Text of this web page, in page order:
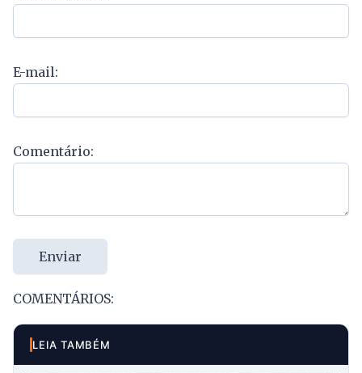
E-mail:
Comentário:
Enviar
COMENTÁRIOS:
LEIA TAMBÉM